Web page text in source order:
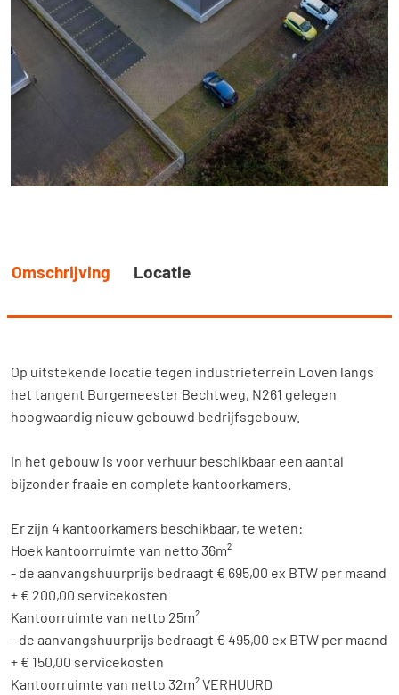
Omschrijving Locatie
Op uitstekende locatie tegen industrieterrein Loven langs
het tangent Burgemeester Bechtweg, N261 gelegen
hoogwaardig nieuw gebouwd bedrijfsgebouw.
In het gebouw is voor verhuur beschikbaar een aantal
bijzonder fraaie en complete kantoorkamers.
Er zijn 4 kantoorkamers beschikbaar, te weten:
Hoek kantoorruimte van netto 36m²
- de aanvangshuurprijs bedraagt € 695,00 ex BTW per maand
+ € 200,00 servicekosten
Kantoorruimte van netto 25m²
- de aanvangshuurprijs bedraagt € 495,00 ex BTW per maand
+ € 150,00 servicekosten
Kantoorruimte van netto 32m² VERHUURD